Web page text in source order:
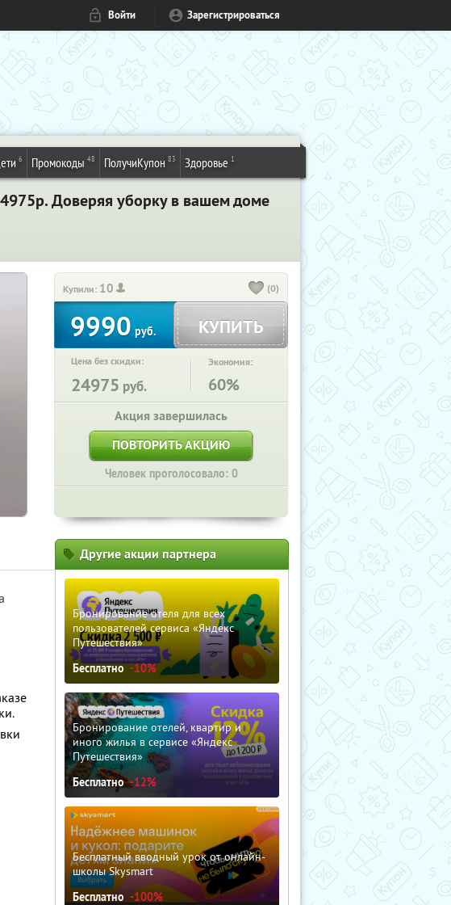
Войти Зарегистрироваться
6 Промокоды 48 ПолучиКупон 83 Здоровье 1
Доверяя уборку в вашем доме
Купили: 10 (0)
9990руб. КУПИТЬ
Цена без скидки:
24975 руб.
Экономия:
60%
Акция завершилась
ПОВТОРИТЬ АКЦИЮ
Человек проголосовало: 0
Другие акции партнера
Бронирование отеля для всех
пользователей сервиса «Яндекс
Путешествия»
Бесплатно -10%
Бронирование отелей, квартир и
иного жилья в сервисе «Яндекс
Путешествия»
Бесплатно -12%
Бесплатный вводный урок от онлайн-
школы Skysmart
Бесплатно -100%